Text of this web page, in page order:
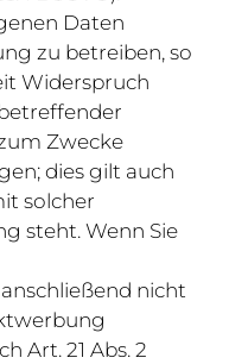
Daten
zu betreiben, so
Widerspruch
Zwecke
dies gilt auch
solcher
steht. Wenn Sie
nicht
Art. 21 Abs. 2